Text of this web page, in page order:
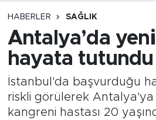
HABERLER SAĞLIK
Antalya’da
hayata tutundu
İstanbul'da başvurduğu
riskli görülerek Antalya'ya
kangreni hastası 20